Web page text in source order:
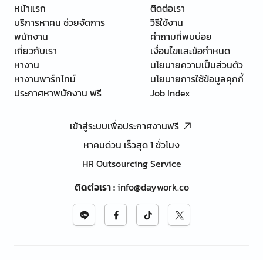
หน้าแรก
บริการหาคน ช่วยจัดการ
พนักงาน
เกี่ยวกับเรา
หางาน
หางานพาร์ทไทม์
ประกาศหาพนักงาน ฟรี
ติดต่อเรา
วิธีใช้งาน
คำถามที่พบบ่อย
เงื่อนไขและข้อกำหนด
นโยบายความเป็นส่วนตัว
นโยบายการใช้ข้อมูลคุกกี้
Job Index
เข้าสู่ระบบเพื่อประกาศงานฟรี
หาคนด่วน เร็วสุด 1 ชั่วโมง
HR Outsourcing Service
ติดต่อเรา:info@daywork.co